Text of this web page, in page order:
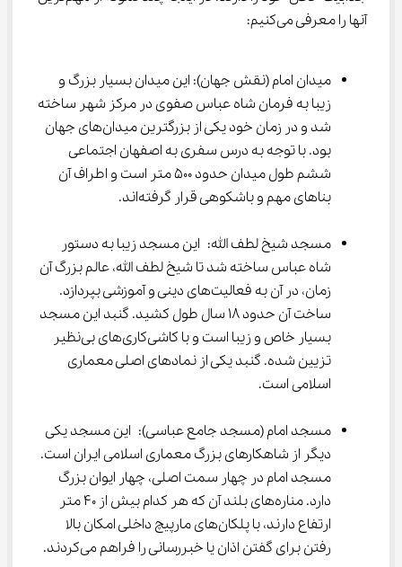
آنها را معرفی می‌کنیم:
میدان امام (نقش جهان): این میدان بسیار بزرگ و
زیبا به فرمان شاه عباس صفوی در مرکز شهر ساخته
شد و در زمان خود یکی از بزرگترین میدان‌های جهان
بود. با توجه به درس سفری به اصفهان اجتماعی
ششم طول میدان حدود 500 متر است و اطراف آن
بناهای مهم و باشکوهی قرار گرفته‌اند.
مسجد شیخ لطف الله: این مسجد زیبا به دستور
شاه عباس ساخته شد تا شیخ لطف الله، عالم بزرگ آن
زمان، در آن به فعالیت‌های دینی و آموزشی بپردازد.
ساخت آن حدود 18 سال طول کشید. گنبد این مسجد
بسیار خاص و زیبا است و با کاشی‌کاری‌های بی‌نظیر
تزیین شده. گنبد یکی از نمادهای اصلی معماری
اسلامی است.
مسجد امام (مسجد جامع عباسی): این مسجد یکی
دیگر از شاهکارهای بزرگ معماری اسلامی ایران است.
مسجد امام در چهار سمت اصلی، چهار ایوان بزرگ
دارد. مناره‌های بلند آن که هر کدام بیش از 40 متر
ارتفاع دارند، با پلکان‌های مارپیچ داخلی امکان بالا
رفتن برای گفتن اذان یا خبررسانی را فراهم می‌کردند.